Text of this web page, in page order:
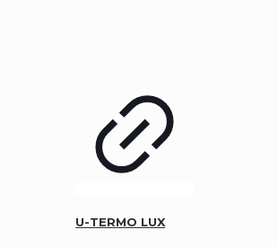
U-TERMO LUX